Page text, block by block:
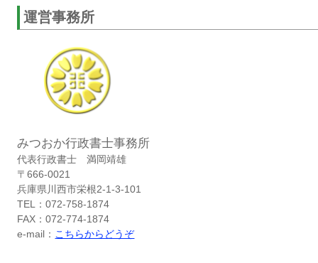
運営事務所
みつおか行政書士事務所
代表行政書士 満岡靖雄
〒666-0021
兵庫県川西市栄根2-1-3-101
TEL：072-758-1874
FAX：072-774-1874
e-mail： こちらからどうぞ